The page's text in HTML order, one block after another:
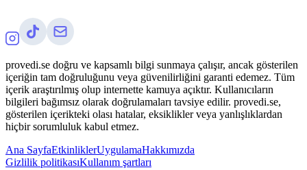
provedi.se doğru ve kapsamlı bilgi sunmaya çalışır, ancak gösterilen
içeriğin tam doğruluğunu veya güvenilirliğini garanti edemez. Tüm
içerik araştırılmış olup internette kamuya açıktır. Kullanıcıların
bilgileri bağımsız olarak doğrulamaları tavsiye edilir. provedi.se,
gösterilen içerikteki olası hatalar, eksiklikler veya yanlışlıklardan
hiçbir sorumluluk kabul etmez.
Ana SayfaEtkinliklerUygulamaHakkımızda
Gizlilik politikasıKullanım şartları